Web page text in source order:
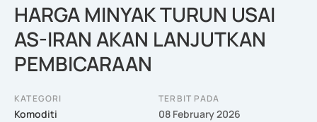
HARGA MINYAK TURUN USAI
AS-IRAN AKAN LANJUTKAN
PEMBICARAAN
KATEGORI
Komoditi
TERBIT PADA
08 February 2026